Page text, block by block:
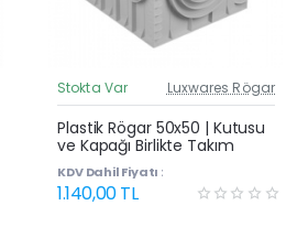
Güncel Fiyat
Stokta Var Luxwares Rögar
Plastik Rögar 50x50 | Kutusu
ve Kapağı Birlikte Takım
KDV Dahil Fiyatı :
1.140,00 TL